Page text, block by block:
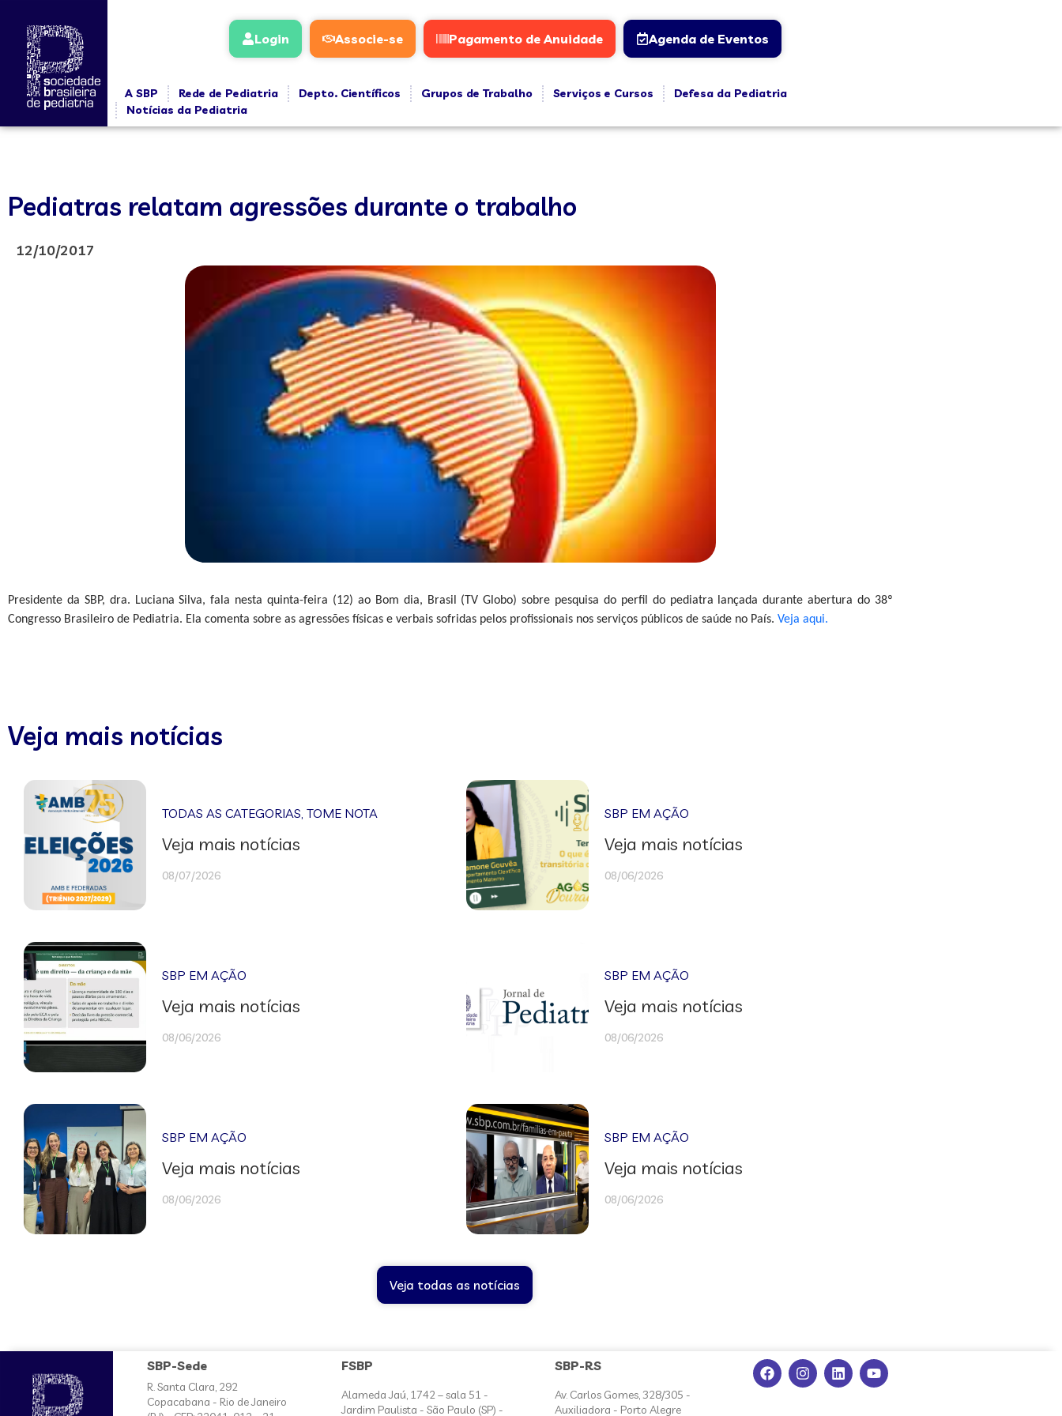
Login Associe-se Pagamento de Anuidade Agenda de Eventos
A SBP Rede de Pediatria Depto. Científicos Grupos de Trabalho Serviços e Cursos
Defesa da Pediatria
Notícias da Pediatria
Pediatras relatam agressões durante o trabalho
12/10/2017
Presidente da SBP, dra. Luciana Silva, fala nesta quinta-feira (12) ao Bom dia, Brasil (TV Globo) sobre pesquisa do perfil do pediatra lançada durante abertura do 38º
Congresso Brasileiro de Pediatria. Ela comenta sobre as agressões físicas e verbais sofridas pelos profissionais nos serviços públicos de saúde no País. Veja aqui.
Veja mais notícias
TODAS AS CATEGORIAS,TOME NOTA
Veja mais notícias
08/07/2026
SBP EM AÇÃO
Veja mais notícias
08/06/2026
SBP EM AÇÃO
Veja mais notícias
08/06/2026
SBP EM AÇÃO
Veja mais notícias
08/06/2026
SBP EM AÇÃO
Veja mais notícias
08/06/2026
SBP EM AÇÃO
Veja mais notícias
08/06/2026
Veja todas as notícias
SBP-Sede
R. Santa Clara, 292
Copacabana - Rio de Janeiro
FSBP
Alameda Jaú, 1742 – sala 51 -
Jardim Paulista - São Paulo (SP) -
SBP-RS
Av. Carlos Gomes, 328/305 -
Auxiliadora - Porto Alegre